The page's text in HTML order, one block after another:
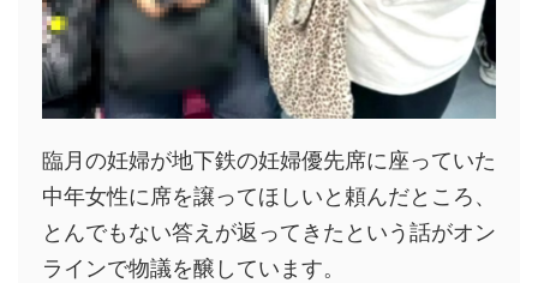
臨月の妊婦が地下鉄の妊婦優先席に座っていた
中年女性に席を譲ってほしいと頼んだところ、
とんでもない答えが返ってきたという話がオン
ラインで物議を醸しています。